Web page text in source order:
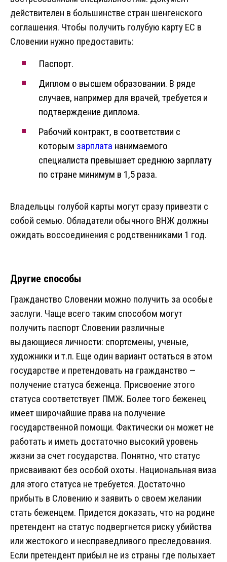
действителен в большинстве стран шенгенского
соглашения. Чтобы получить голубую карту ЕС в
Словении нужно предоставить:
Паспорт.
Диплом о высшем образовании. В ряде
случаев, например для врачей, требуется и
подтверждение диплома.
Рабочий контракт, в соответствии с
которым зарплата нанимаемого
специалиста превышает среднюю зарплату
по стране минимум в 1,5 раза.
Владельцы голубой карты могут сразу привезти с
собой семью. Обладатели обычного ВНЖ должны
ожидать воссоединения с родственниками 1 год.
Другие способы
Гражданство Словении можно получить за особые
заслуги. Чаще всего таким способом могут
получить паспорт Словении различные
выдающиеся личности: спортсмены, ученые,
художники и т.п. Еще один вариант остаться в этом
государстве и претендовать на гражданство —
получение статуса беженца. Присвоение этого
статуса соответствует ПМЖ. Более того беженец
имеет широчайшие права на получение
государственной помощи. Фактически он может не
работать и иметь достаточно высокий уровень
жизни за счет государства. Понятно, что статус
присваивают без особой охоты. Национальная виза
для этого статуса не требуется. Достаточно
прибыть в Словению и заявить о своем желании
стать беженцем. Придется доказать, что на родине
претендент на статус подвергнется риску убийства
или жестокого и несправедливого преследования.
Если претендент прибыл не из страны где полыхает